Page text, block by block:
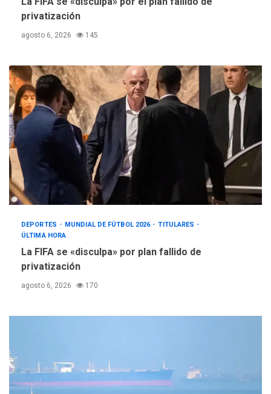
privatización
agosto 6, 2026 145
DEPORTES MUNDIAL DE FÚTBOL 2026
TITULARES
ÚLTIMA HORA
La FIFA se «disculpa» por plan fallido de
privatización
agosto 6, 2026 170